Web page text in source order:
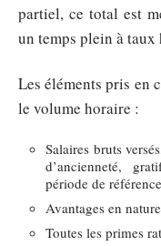
partiel, ce total est
un temps plein à
Les éléments pris en
le volume horaire :
Salaires bruts
d’ancienneté,
période de référence
Avantages en
Toutes les primes